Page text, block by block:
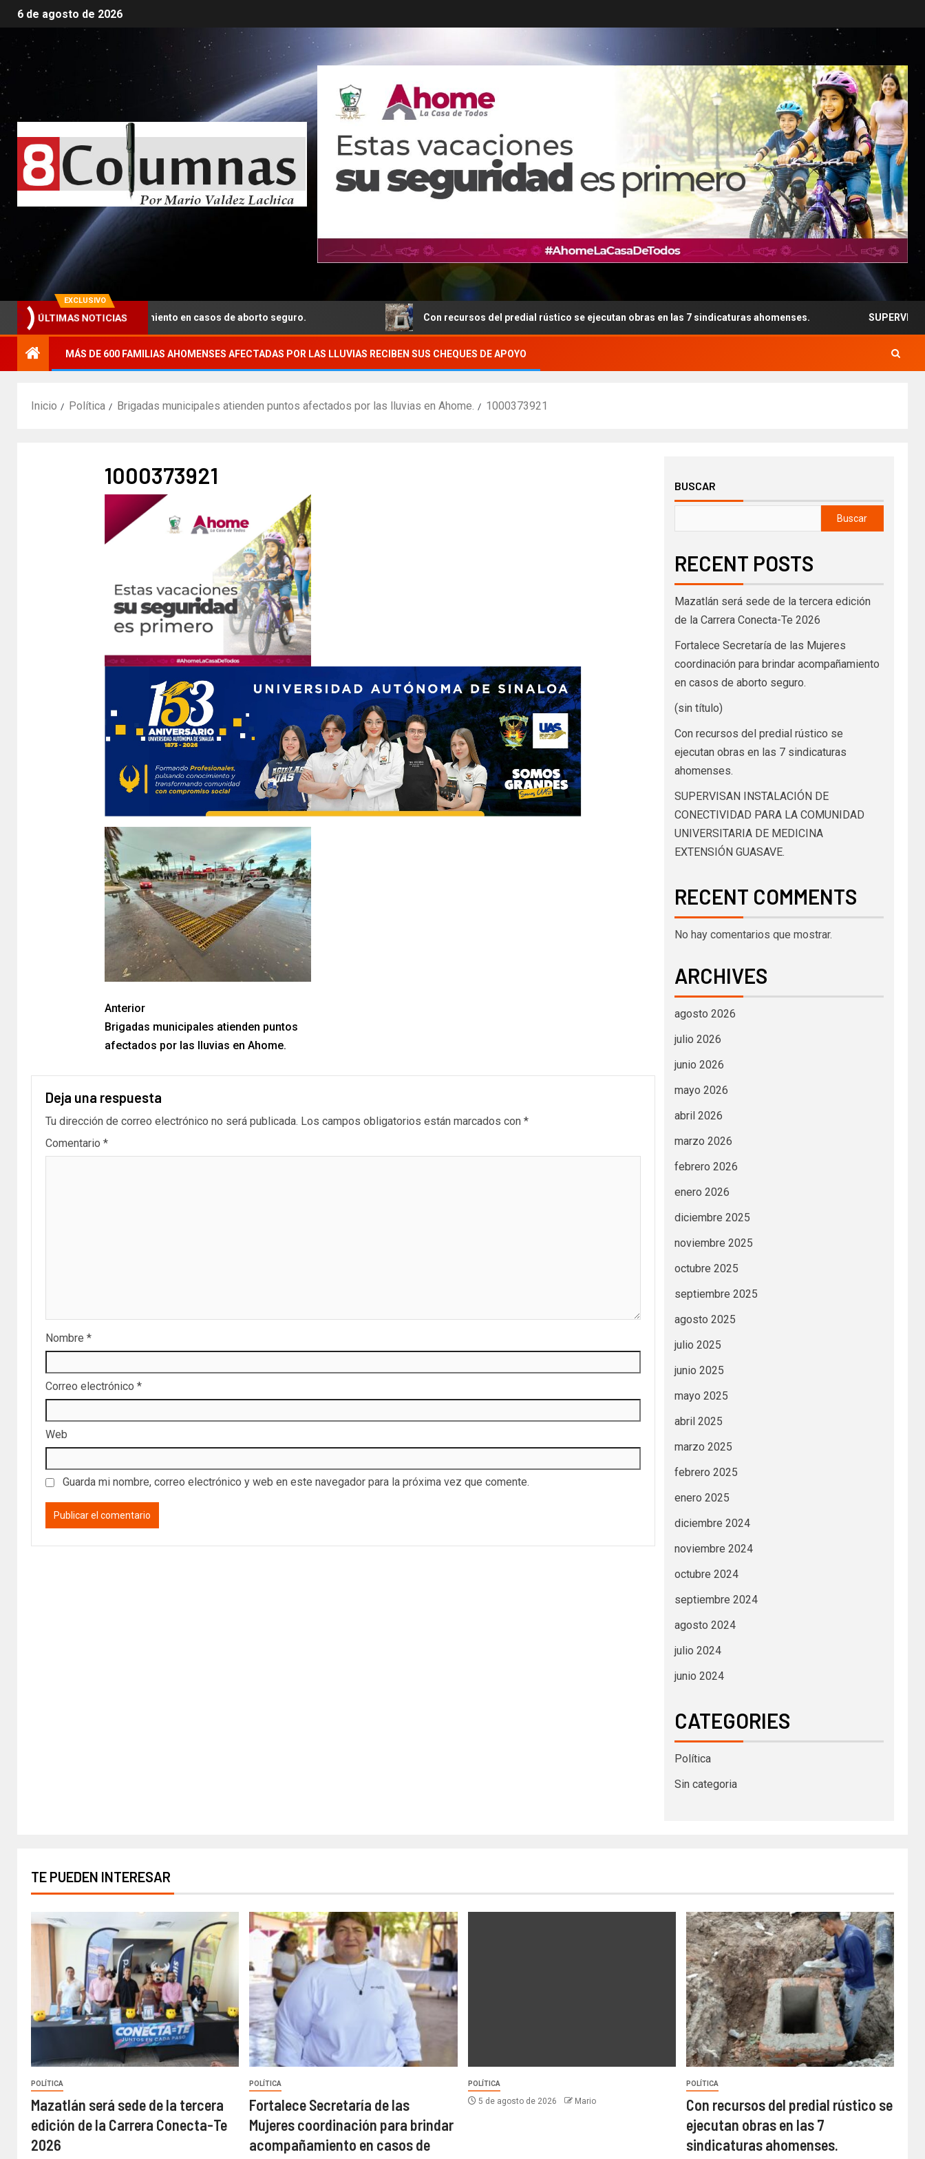
6 de agosto de 2026
EXCLUSIVO
ÚLTIMAS NOTICIAS
brindar acompañamiento en casos de aborto seguro. Con recursos del predial rústico se ejecutan obras en las 7 sindicaturas ahomenses. SUPERVISAN
MÁS DE 600 FAMILIAS AHOMENSES AFECTADAS POR LAS LLUVIAS RECIBEN SUS CHEQUES DE APOYO
Inicio Política Brigadas municipales atienden puntos afectados por las lluvias en Ahome. 1000373921
1000373921
Anterior
Brigadas municipales atienden puntos
afectados por las lluvias en Ahome.
Deja una respuesta
Tu dirección de correo electrónico no será publicada. Los campos obligatorios están marcados con *
Comentario *
Nombre *
Correo electrónico *
Web
Guarda mi nombre, correo electrónico y web en este navegador para la próxima vez que comente.
BUSCAR
Buscar
RECENT POSTS
Mazatlán será sede de la tercera edición
de la Carrera Conecta-Te 2026
Fortalece Secretaría de las Mujeres
coordinación para brindar acompañamiento
en casos de aborto seguro.
(sin título)
Con recursos del predial rústico se
ejecutan obras en las 7 sindicaturas
ahomenses.
SUPERVISAN INSTALACIÓN DE
CONECTIVIDAD PARA LA COMUNIDAD
UNIVERSITARIA DE MEDICINA
EXTENSIÓN GUASAVE.
RECENT COMMENTS
No hay comentarios que mostrar.
ARCHIVES
agosto 2026
julio 2026
junio 2026
mayo 2026
abril 2026
marzo 2026
febrero 2026
enero 2026
diciembre 2025
noviembre 2025
octubre 2025
septiembre 2025
agosto 2025
julio 2025
junio 2025
mayo 2025
abril 2025
marzo 2025
febrero 2025
enero 2025
diciembre 2024
noviembre 2024
octubre 2024
septiembre 2024
agosto 2024
julio 2024
junio 2024
CATEGORIES
Política
Sin categoria
TE PUEDEN INTERESAR
POLÍTICA
Mazatlán será sede de la tercera
edición de la Carrera Conecta-Te
2026
POLÍTICA
Fortalece Secretaría de las
Mujeres coordinación para brindar
acompañamiento en casos de
POLÍTICA
5 de agosto de 2026 Mario
POLÍTICA
Con recursos del predial rústico se
ejecutan obras en las 7
sindicaturas ahomenses.